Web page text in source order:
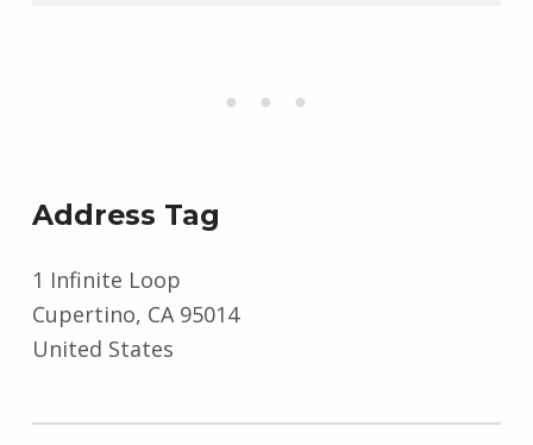
Address Tag
1 Infinite Loop
Cupertino, CA 95014
United States